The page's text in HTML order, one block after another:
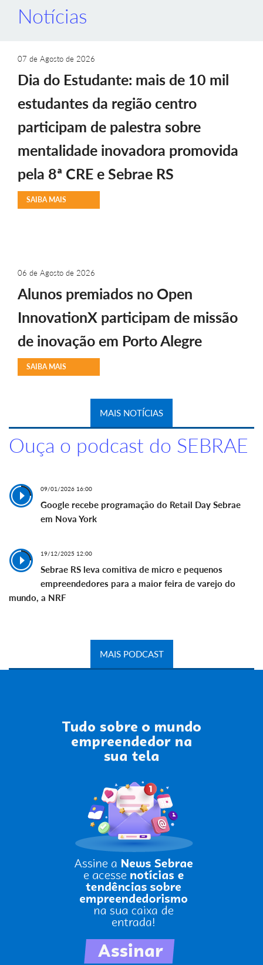
Notícias
07 de Agosto de 2026
Dia do Estudante: mais de 10 mil
estudantes da região centro
participam de palestra sobre
mentalidade inovadora promovida
pela 8ª CRE e Sebrae RS
SAIBA MAIS
06 de Agosto de 2026
Alunos premiados no Open
InnovationX participam de missão
de inovação em Porto Alegre
SAIBA MAIS
MAIS NOTÍCIAS
Ouça o podcast do SEBRAE
09/01/2026 16:00
Google recebe programação do Retail Day Sebrae
em Nova York
19/12/2025 12:00
Sebrae RS leva comitiva de micro e pequenos
empreendedores para a maior feira de varejo do
mundo, a NRF
MAIS PODCAST